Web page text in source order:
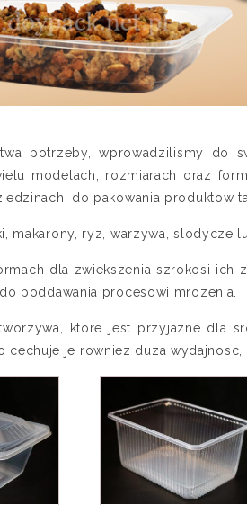
potrzeby, wprowadzilismy do
modelach, rozmiarach oraz
do pakowania produktow
makarony, ryz, warzywa, slodycze
dla zwiekszenia szrokosi ich
poddawania procesowi mrozenia.
ktore jest przyjazne dla
je rowniez duza wydajnosc,